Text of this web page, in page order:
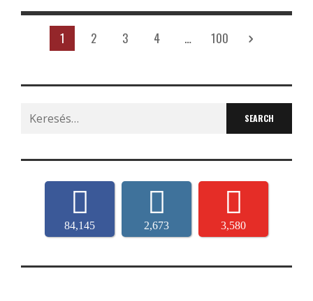
1 2 3 4 … 100
Search
for:
84,145 2,673 3,580